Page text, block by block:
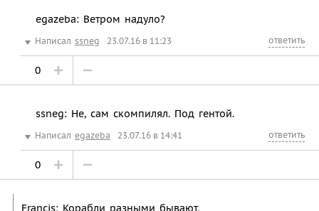
egazeba: Ветром надуло?
Написал ssneg 23.07.16 в 11:23 ответить
0
ssneg: Не, сам скомпилял. Под гентой.
Написал egazeba 23.07.16 в 14:41 ответить
0
Francis: Корабли разными бывают.